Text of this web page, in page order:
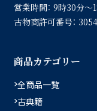
営業時間： 9時30分〜
古物商許可番号：
商品カテゴリー
全商品一覧
古典籍